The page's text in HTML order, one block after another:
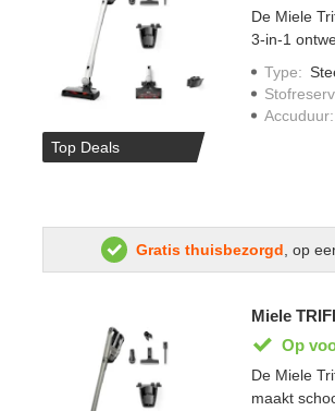
Top Deals
De Miele
3-in-1
schoon.
met
Type:
Accuduur:
Gratis thuisbezorgd, op
Miele
Op
De Miele
maakt